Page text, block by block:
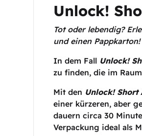
Unlock!
Tot oder lebendig?
und einen Pappkarton!
In dem Fall Unlock!
zu finden, die im
Mit den Unlock! Short
einer kürzeren, aber
dauern circa 30
Verpackung ideal als